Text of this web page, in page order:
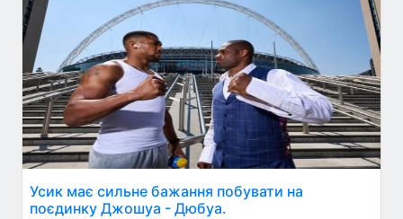
Усик має сильне бажання побувати на
поєдинку Джошуа - Дюбуа.